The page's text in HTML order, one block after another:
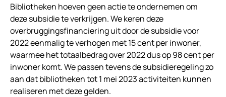
Bibliotheken hoeven geen actie te ondernemen om
deze subsidie te verkrijgen. We keren deze
overbruggingsfinanciering uit door de subsidie voor
2022 eenmalig te verhogen met 15 cent per inwoner,
waarmee het totaalbedrag over 2022 dus op 98 cent per
inwoner komt. We passen tevens de subsidieregeling zo
aan dat bibliotheken tot 1 mei 2023 activiteiten kunnen
realiseren met deze gelden.